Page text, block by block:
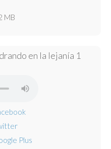
MB
en la lejanía 1